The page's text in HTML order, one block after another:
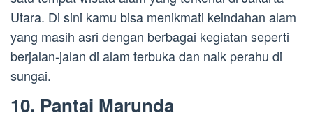
Utara. Di sini kamu bisa menikmati keindahan alam
yang masih asri dengan berbagai kegiatan seperti
berjalan-jalan di alam terbuka dan naik perahu di
sungai.
10. Pantai Marunda